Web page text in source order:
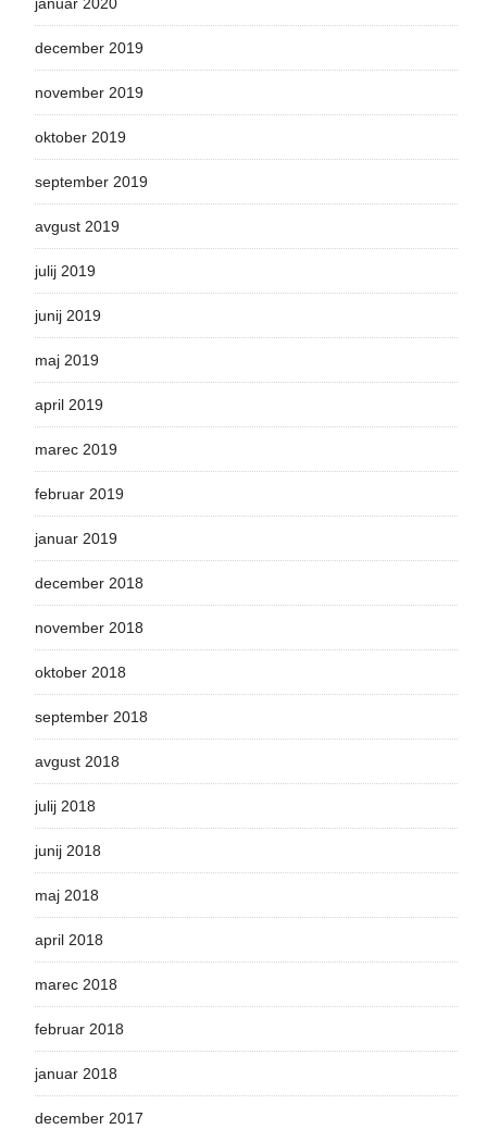
december 2019
november 2019
oktober 2019
september 2019
avgust 2019
julij 2019
junij 2019
maj 2019
april 2019
marec 2019
februar 2019
januar 2019
december 2018
november 2018
oktober 2018
september 2018
avgust 2018
julij 2018
junij 2018
maj 2018
april 2018
marec 2018
februar 2018
januar 2018
december 2017